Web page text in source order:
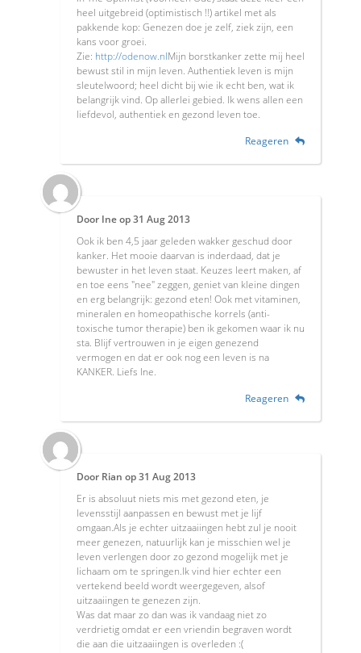
heel uitgebreid (optimistisch !!) artikel met als
pakkende kop: Genezen doe je zelf, ziek zijn, een
kans voor groei.
Zie: http://odenow.nlMijn borstkanker zette mij heel
bewust stil in mijn leven. Authentiek leven is mijn
sleutelwoord; heel dicht bij wie ik echt ben, wat ik
belangrijk vind. Op allerlei gebied. Ik wens allen een
liefdevol, authentiek en gezond leven toe.
Reageren
Door Ineop31 Aug 2013
Ook ik ben 4,5 jaar geleden wakker geschud door
kanker. Het mooie daarvan is inderdaad, dat je
bewuster in het leven staat. Keuzes leert maken, af
en toe eens "nee" zeggen, geniet van kleine dingen
en erg belangrijk: gezond eten! Ook met vitaminen,
mineralen en homeopathische korrels (anti-
toxische tumor therapie) ben ik gekomen waar ik nu
sta. Blijf vertrouwen in je eigen genezend
vermogen en dat er ook nog een leven is na
KANKER. Liefs Ine.
Reageren
Door Rian op31 Aug 2013
Er is absoluut niets mis met gezond eten, je
levensstijl aanpassen en bewust met je lijf
omgaan.Als je echter uitzaaiingen hebt zul je nooit
meer genezen, natuurlijk kan je misschien wel je
leven verlengen door zo gezond mogelijk met je
lichaam om te springen.Ik vind hier echter een
vertekend beeld wordt weergegeven, alsof
uitzaaiingen te genezen zijn.
Was dat maar zo dan was ik vandaag niet zo
verdrietig omdat er een vriendin begraven wordt
die aan die uitzaaiingen is overleden :(